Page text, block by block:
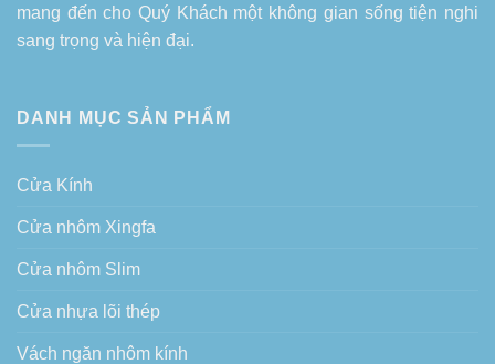
mang đến cho Quý Khách một không gian sống tiện nghi
sang trọng và hiện đại.
DANH MỤC SẢN PHẨM
Cửa Kính
Cửa nhôm Xingfa
Cửa nhôm Slim
Cửa nhựa lõi thép
Vách ngăn nhôm kính